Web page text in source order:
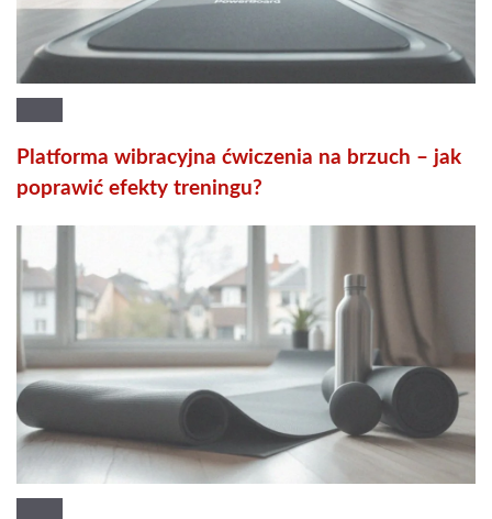
Platforma wibracyjna ćwiczenia na brzuch – jak
poprawić efekty treningu?